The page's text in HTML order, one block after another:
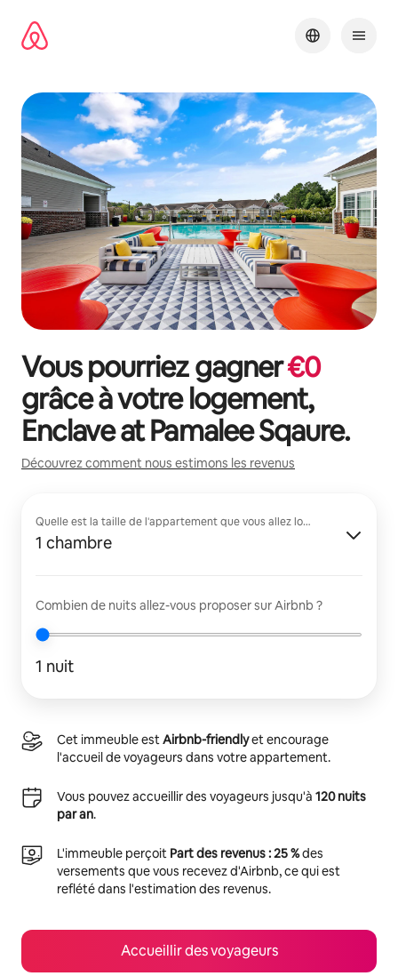
directement
Vous pourriez gagner€0
grâce à votre logement,
Enclave at Pamalee Sqaure.
Découvrez comment nous estimons les revenus
Quelle est la taille de l'appartement que vous allez louer ?
1 chambre
Combien de nuits allez-vous proposer sur Airbnb ?
1 nuit
Cet immeuble estAirbnb-friendlyet encourage
l'accueil de voyageurs dans votre appartement.
Vous pouvez accueillir des voyageurs jusqu'à 120 nuits
par an.
L'immeuble perçoit Part des revenus : 25 %des
versements que vous recevez d'Airbnb, ce qui est
reflété dans l'estimation des revenus.
Accueillir des voyageurs